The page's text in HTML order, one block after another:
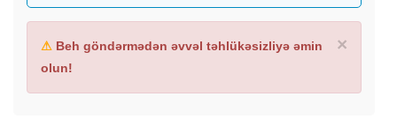
×
⚠ Beh göndərmədən əvvəl təhlükəsizliyə əmin
olun!